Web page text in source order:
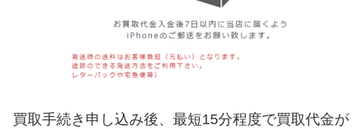
買取手続き申し込み後、最短15分程度で買取代金が